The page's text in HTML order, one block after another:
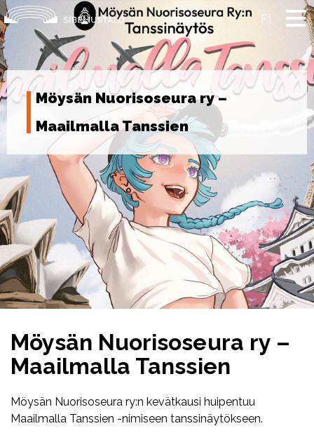
Skip
to
content
FI
Möysän Nuorisoseura ry –
Maailmalla Tanssien
Möysän Nuorisoseura ry –
Maailmalla Tanssien
Möysän Nuorisoseura ry:n kevätkausi huipentuu
Maailmalla Tanssien -nimiseen tanssinäytökseen.